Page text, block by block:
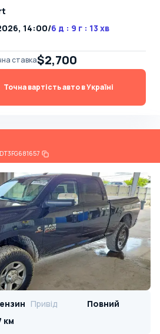
14:00/6 д : 9 г : 13 хв
ставка$2,700
Точна вартість авто в Україні
Привід
Повний
км